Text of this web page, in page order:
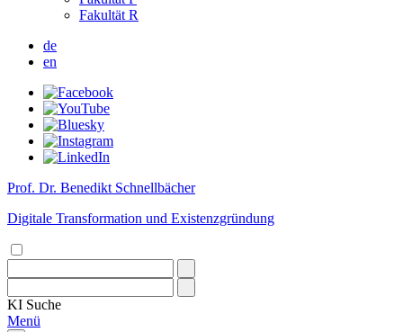
Fakultät R
de
en
Prof. Dr. Benedikt Schnellbächer
Digitale Transformation und Existenzgründung
KI Suche
Menü